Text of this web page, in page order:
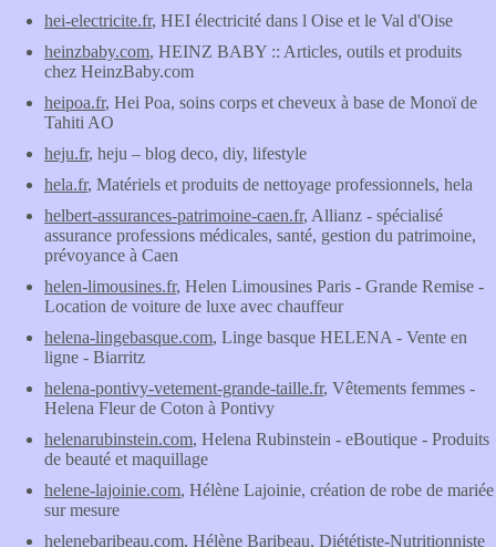
hei-electricite.fr, HEI électricité dans l Oise et le Val d'Oise
heinzbaby.com, HEINZ BABY :: Articles, outils et produits
chez HeinzBaby.com
heipoa.fr, Hei Poa, soins corps et cheveux à base de Monoï de
Tahiti AO
heju.fr, heju – blog deco, diy, lifestyle
hela.fr, Matériels et produits de nettoyage professionnels, hela
helbert-assurances-patrimoine-caen.fr, Allianz - spécialisé
assurance professions médicales, santé, gestion du patrimoine,
prévoyance à Caen
helen-limousines.fr, Helen Limousines Paris - Grande Remise -
Location de voiture de luxe avec chauffeur
helena-lingebasque.com, Linge basque HELENA - Vente en
ligne - Biarritz
helena-pontivy-vetement-grande-taille.fr, Vêtements femmes -
Helena Fleur de Coton à Pontivy
helenarubinstein.com, Helena Rubinstein - eBoutique - Produits
de beauté et maquillage
helene-lajoinie.com, Hélène Lajoinie, création de robe de mariée
sur mesure
helenebaribeau.com, Hélène Baribeau, Diététiste-Nutritionniste